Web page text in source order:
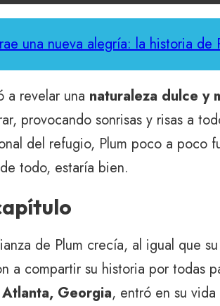
una nueva alegría: la historia
a revelar una naturaleza dulce y
provocando sonrisas y risas a
del refugio, Plum poco a poco
todo, estaría bien.
de Plum crecía, al igual que
a compartir su historia por
Georgia, entró en su